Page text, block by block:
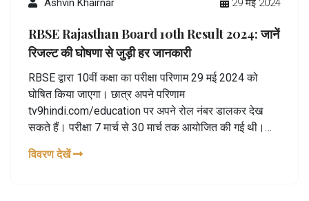
Ashvin Khairnar 29 मई 2024
RBSE Rajasthan Board 10th Result 2024: जानें
रिजल्ट की घोषणा से जुड़ी हर जानकारी
RBSE द्वारा 10वीं कक्षा का परीक्षा परिणाम 29 मई 2024 को
घोषित किया जाएगा। छात्र अपने परिणाम
tv9hindi.com/education पर अपने रोल नंबर डालकर देख
सकते हैं। परीक्षा 7 मार्च से 30 मार्च तक आयोजित की गई थी।
33% अंक प्राप्त करने होंगे। जिन छात्रों के 1 या 2 विषयों में कम
विवरण देखें